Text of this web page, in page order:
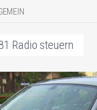
Radio steuern